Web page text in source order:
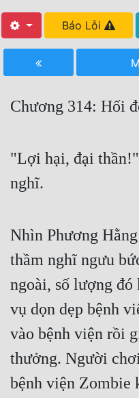
Truyện Mới Ra
Hoàn Thành
Hậu Cung
Truyện Dịch
Xa Lộ Dịch
Cung Đấu
Cạnh Kỹ
Cổ Tiên Hiệp
Cổ Đại
Báo Lỗi
Chương 314: Hối
"Lợi hại, đại
nghĩ.
Nhìn Phương
thầm nghĩ ngưu
ngoài, số lượng
vụ dọn dẹp bệnh
vào bệnh viện rồi
thưởng. Người
bệnh viện Zombie